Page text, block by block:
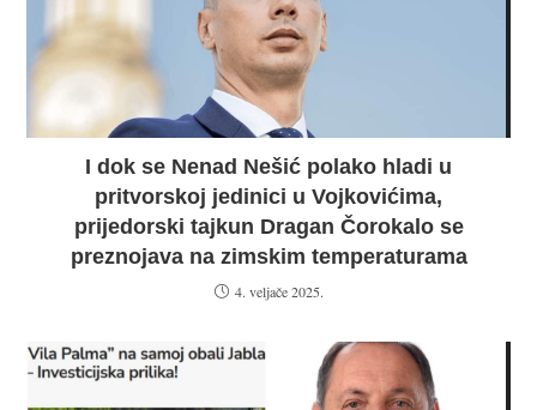
I dok se Nenad Nešić polako hladi u
pritvorskoj jedinici u Vojkovićima,
prijedorski tajkun Dragan Čorokalo se
preznojava na zimskim temperaturama
4. veljače 2025.